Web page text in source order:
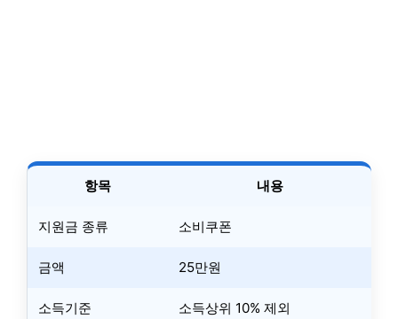
항목 내용
지원금 종류 소비쿠폰
금액 25만원
소득기준 소득상위 10% 제외